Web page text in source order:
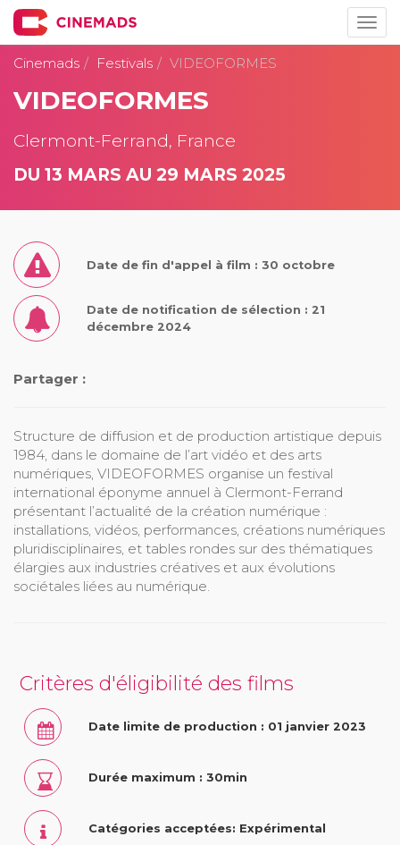
Cinemads
Festivals VIDEOFORMES
VIDEOFORMES
Clermont-Ferrand, France
DU 13 MARS AU 29 MARS 2025
Date de fin d'appel à film : 30 octobre
Date de notification de sélection : 21
décembre 2024
Partager :
Structure de diffusion et de production artistique depuis
1984, dans le domaine de l’art vidéo et des arts
numériques, VIDEOFORMES organise un festival
international éponyme annuel à Clermont-Ferrand
présentant l’actualité de la création numérique :
installations, vidéos, performances, créations numériques
pluridisciplinaires, et tables rondes sur des thématiques
élargies aux industries créatives et aux évolutions
sociétales liées au numérique.
Critères d'éligibilité des films
Date limite de production : 01 janvier 2023
Durée maximum : 30min
Catégories acceptées: Expérimental